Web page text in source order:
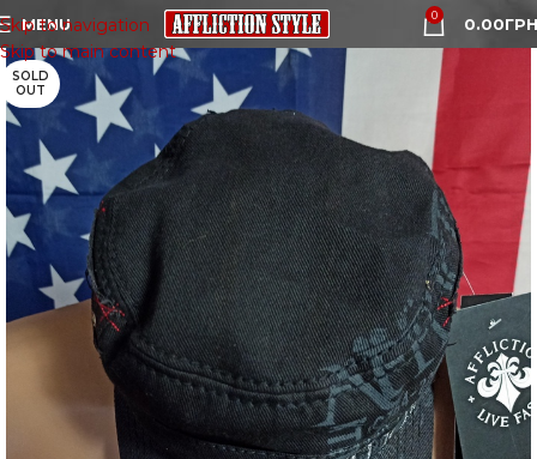
Skip to navigation
Skip to main content
MENU 0 0.00
SOLD
OUT